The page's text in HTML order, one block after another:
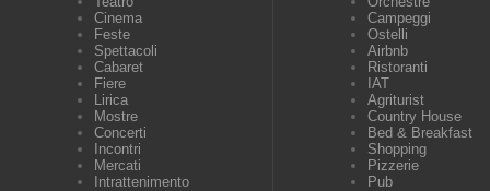
Cinema
Feste
Spettacoli
Cabaret
Fiere
Lirica
Mostre
Concerti
Incontri
Mercati
Intrattenimento
Campeggi
Ostelli
Airbnb
Ristoranti
IAT
Agriturist
Country House
Bed & Breakfast
Shopping
Pizzerie
Pub